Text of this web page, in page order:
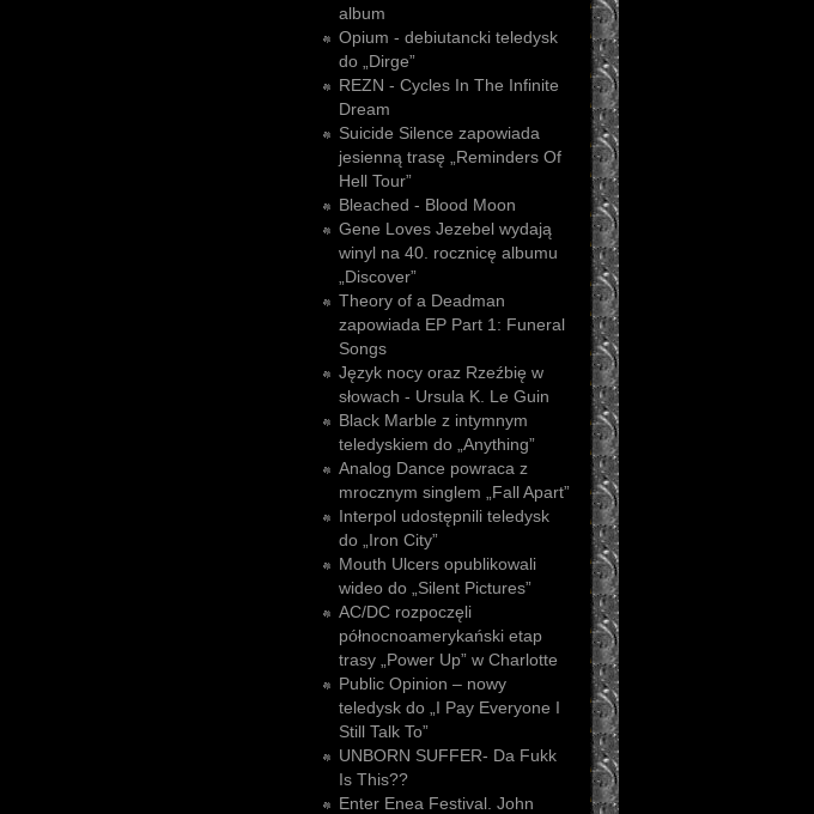
album
Opium - debiutancki teledysk
do „Dirge”
REZN - Cycles In The Infinite
Dream
Suicide Silence zapowiada
jesienną trasę „Reminders Of
Hell Tour”
Bleached - Blood Moon
Gene Loves Jezebel wydają
winyl na 40. rocznicę albumu
„Discover”
Theory of a Deadman
zapowiada EP Part 1: Funeral
Songs
Język nocy oraz Rzeźbię w
słowach - Ursula K. Le Guin
Black Marble z intymnym
teledyskiem do „Anything”
Analog Dance powraca z
mrocznym singlem „Fall Apart”
Interpol udostępnili teledysk
do „Iron City”
Mouth Ulcers opublikowali
wideo do „Silent Pictures”
AC/DC rozpoczęli
północnoamerykański etap
trasy „Power Up” w Charlotte
Public Opinion – nowy
teledysk do „I Pay Everyone I
Still Talk To”
UNBORN SUFFER- Da Fukk
Is This??
Enter Enea Festival. John